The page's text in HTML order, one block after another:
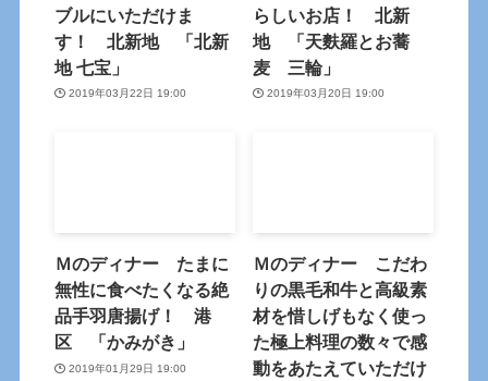
ブルにいただけま
す！ 北新地 「北新
地 七宝」
2019年03月22日 19:00
らしいお店！ 北新
地 「天麩羅とお蕎
麦 三輪」
2019年03月20日 19:00
Ｍのディナー たまに
無性に食べたくなる絶
品手羽唐揚げ！ 港
区 「かみがき」
2019年01月29日 19:00
Ｍのディナー こだわ
りの黒毛和牛と高級素
材を惜しげもなく使っ
た極上料理の数々で感
動をあたえていただけ